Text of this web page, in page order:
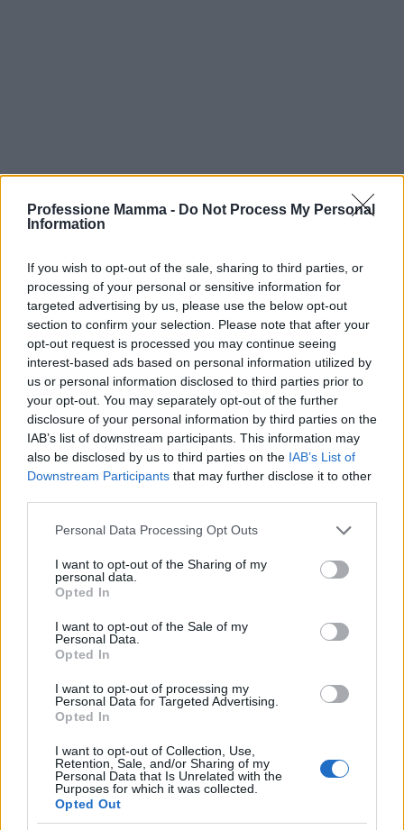
Professione Mamma - Do Not Process My Personal
Information
If you wish to opt-out of the sale, sharing to third parties, or
processing of your personal or sensitive information for
targeted advertising by us, please use the below opt-out
section to confirm your selection. Please note that after your
opt-out request is processed you may continue seeing
interest-based ads based on personal information utilized by
us or personal information disclosed to third parties prior to
your opt-out. You may separately opt-out of the further
disclosure of your personal information by third parties on the
IAB’s list of downstream participants. This information may
also be disclosed by us to third parties on the IAB’s List of
Downstream Participants that may further disclose it to other
Please note that this website/app uses one or more Google
not limited to your visit or usage behaviour. You may click to
grant or deny consent to Google and its third-party tags to
use your data for below specified purposes in below Google
consent section.
Personal Data Processing Opt Outs
I want to opt-out of the Sharing of my
personal data.
Opted In
I want to opt-out of the Sale of my
Personal Data.
Opted In
I want to opt-out of processing my
Personal Data for Targeted Advertising.
Opted In
I want to opt-out of Collection, Use,
Retention, Sale, and/or Sharing of my
Personal Data that Is Unrelated with the
Purposes for which it was collected.
Opted Out
Continua a leggere
NEWS E ATTUALITÀ
ICA Milano presenta mostre, concerti e letture per
l’autunno 2026
Matteo Pellegrino · 6 Ago 2026